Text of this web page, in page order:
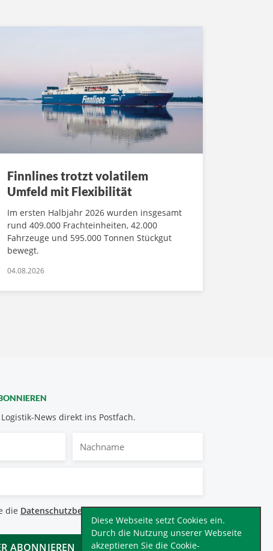
Diese Webseite setzt Cookies ein.
Durch die Nutzung unserer Webseite
akzeptieren Sie die Cookie-
Finnlines trotzt volatilem
Umfeld mit Flexibilität
Im ersten Halbjahr 2026 wurden insgesamt
rund 409.000 Frachteinheiten, 42.000
Fahrzeuge und 595.000 Tonnen Stückgut
bewegt.
04.08.2026
News direkt ins Postfach.
die Datenschutzbestimmungen.*